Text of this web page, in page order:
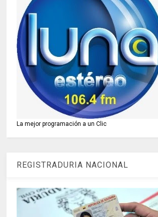
La mejor programación a un Clic
REGISTRADURIA NACIONAL